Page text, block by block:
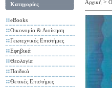
Κατηγορίες
eBooks
Οικονομία & Διοίκηση
Γεωτεχνικές Επιστήμες
Εφηβικά
Θεολογία
Παιδικά
Θετικές Επιστήμες
Αρχική >